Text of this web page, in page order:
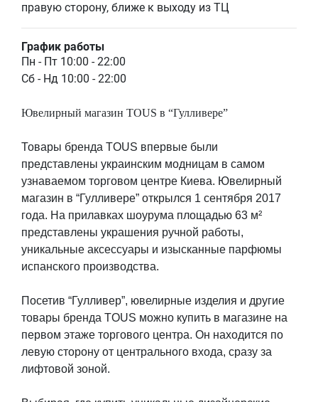
правую сторону, ближе к выходу из ТЦ
График работы
Пн - Пт 10:00 - 22:00
Сб - Нд 10:00 - 22:00
Ювелирный магазин TOUS в “Гулливере”
Товары бренда TOUS впервые были
представлены украинским модницам в самом
узнаваемом торговом центре Киева. Ювелирный
магазин в “Гулливере” открылся 1 сентября 2017
года. На прилавках шоурума площадью 63 м²
представлены украшения ручной работы,
уникальные аксессуары и изысканные парфюмы
испанского производства.
Посетив “Гулливер”, ювелирные изделия и другие
товары бренда TOUS можно купить в магазине на
первом этаже торгового центра. Он находится по
левую сторону от центрального входа, сразу за
лифтовой зоной.